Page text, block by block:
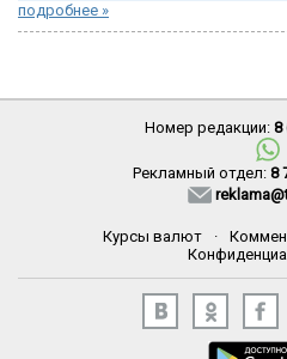
подробнее »
Номер редакции: 8
Рекламный отдел: 8
Курсы валют ·